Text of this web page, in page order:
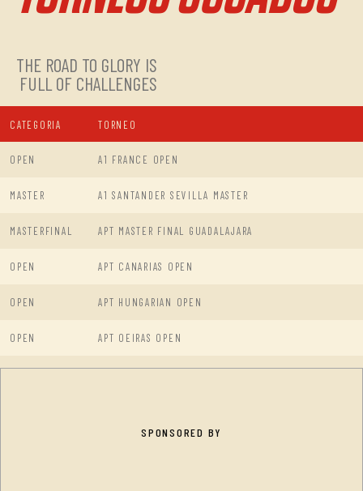
THE ROAD TO GLORY IS
FULL OF CHALLENGES
CATEGORIA TORNEO
OPEN A1 FRANCE OPEN
MASTER A1 SANTANDER SEVILLA MASTER
MASTERFINAL APT MASTER FINAL GUADALAJARA
OPEN APT CANARIAS OPEN
OPEN APT HUNGARIAN OPEN
OPEN APT OEIRAS OPEN
SPONSORED BY